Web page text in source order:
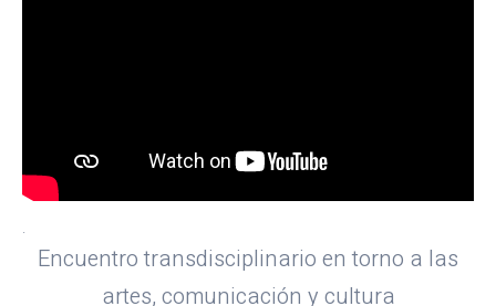
.
Encuentro transdisciplinario en torno a las
artes, comunicación y cultura